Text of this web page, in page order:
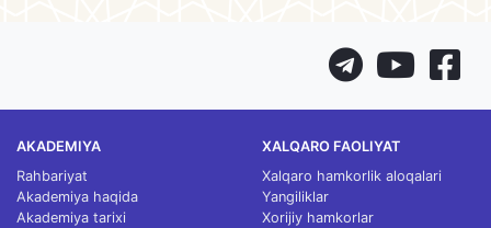
AKADEMIYA
Rahbariyat
Akademiya haqida
Akademiya tarixi
XALQARO FAOLIYAT
Xalqaro hamkorlik aloqalari
Yangiliklar
Xorijiy hamkorlar